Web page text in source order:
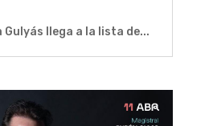
llega a la lista de...